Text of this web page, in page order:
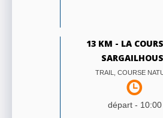
13 KM - LA
TRAIL, COURSE
départ - 10:00